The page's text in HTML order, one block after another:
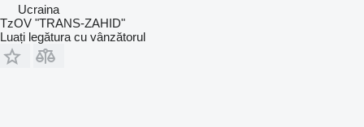
Ucraina
TzOV "TRANS-ZAHID"
Luați legătura cu vânzătorul